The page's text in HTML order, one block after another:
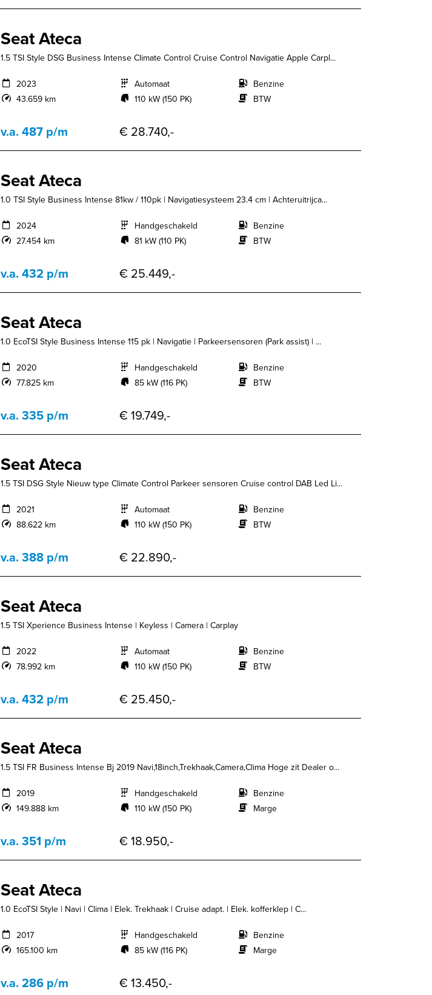
Seat Ateca
1.5 TSI Style DSG Business Intense Climate Control Cruise Control Navigatie Apple Carpl...
2023
43.659 km
Automaat
110 kW (150 PK)
Benzine
BTW
v.a. 487 p/m € 28.740,-
Seat Ateca
1.0 TSI Style Business Intense 81kw / 110pk | Navigatiesysteem 23.4 cm | Achteruitrijca...
2024
27.454 km
Handgeschakeld
81 kW (110 PK)
Benzine
BTW
v.a. 432 p/m € 25.449,-
Seat Ateca
1.0 EcoTSI Style Business Intense 115 pk | Navigatie | Parkeersensoren (Park assist) | ...
2020
77.825 km
Handgeschakeld
85 kW (116 PK)
Benzine
BTW
v.a. 335 p/m € 19.749,-
Seat Ateca
1.5 TSI DSG Style Nieuw type Climate Control Parkeer sensoren Cruise control DAB Led Li...
2021
88.622 km
Automaat
110 kW (150 PK)
Benzine
BTW
v.a. 388 p/m € 22.890,-
Seat Ateca
1.5 TSI Xperience Business Intense | Keyless | Camera | Carplay
2022
78.992 km
Automaat
110 kW (150 PK)
Benzine
BTW
v.a. 432 p/m € 25.450,-
Seat Ateca
1.5 TSI FR Business Intense Bj 2019 Navi,18inch,Trekhaak,Camera,Clima Hoge zit Dealer o...
2019
149.888 km
Handgeschakeld
110 kW (150 PK)
Benzine
Marge
v.a. 351 p/m € 18.950,-
Seat Ateca
1.0 EcoTSI Style | Navi | Clima | Elek. Trekhaak | Cruise adapt. | Elek. kofferklep | C...
2017
165.100 km
Handgeschakeld
85 kW (116 PK)
Benzine
Marge
v.a. 286 p/m € 13.450,-